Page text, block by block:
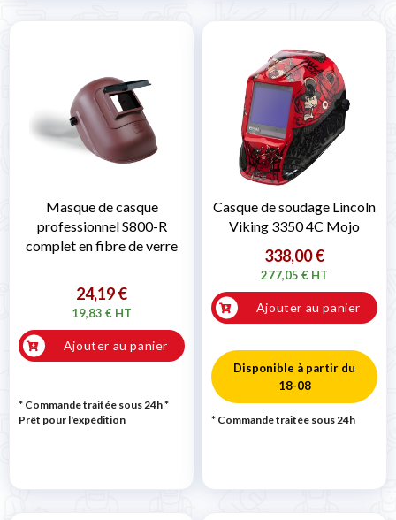
Masque de casque
professionnel S800-R
complet en fibre de verre
24,19 €
19,83 € HT
Ajouter au panier
* Commande traitée sous 24h*
Prêt pour l'expédition
Casque de soudage Lincoln
Viking 3350 4C Mojo
338,00 €
277,05 € HT
Ajouter au panier
Disponible à partir du
18-08
* Commande traitée sous 24h